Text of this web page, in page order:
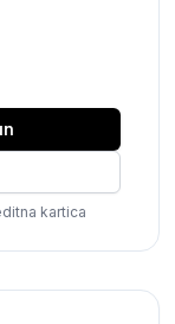
kartica